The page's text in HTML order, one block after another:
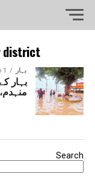
بہار 1 year ago
بہار
Search